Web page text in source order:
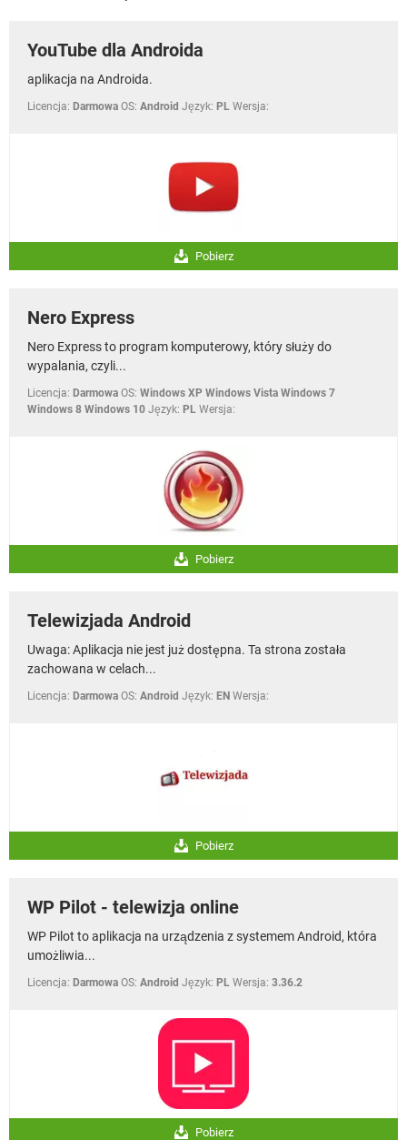
YouTube dla Androida
aplikacja na Androida.
Licencja: Darmowa OS: Android Język: PL Wersja:
Pobierz
Nero Express
Nero Express to program komputerowy, który służy do
wypalania, czyli...
Licencja: Darmowa OS: Windows XP Windows Vista Windows 7
Windows 8 Windows 10 Język: PL Wersja:
Pobierz
Telewizjada Android
Uwaga: Aplikacja nie jest już dostępna. Ta strona została
zachowana w celach...
Licencja: Darmowa OS: Android Język: EN Wersja:
Pobierz
WP Pilot - telewizja online
WP Pilot to aplikacja na urządzenia z systemem Android, która
umożliwia...
Licencja: Darmowa OS: Android Język: PL Wersja: 3.36.2
Pobierz